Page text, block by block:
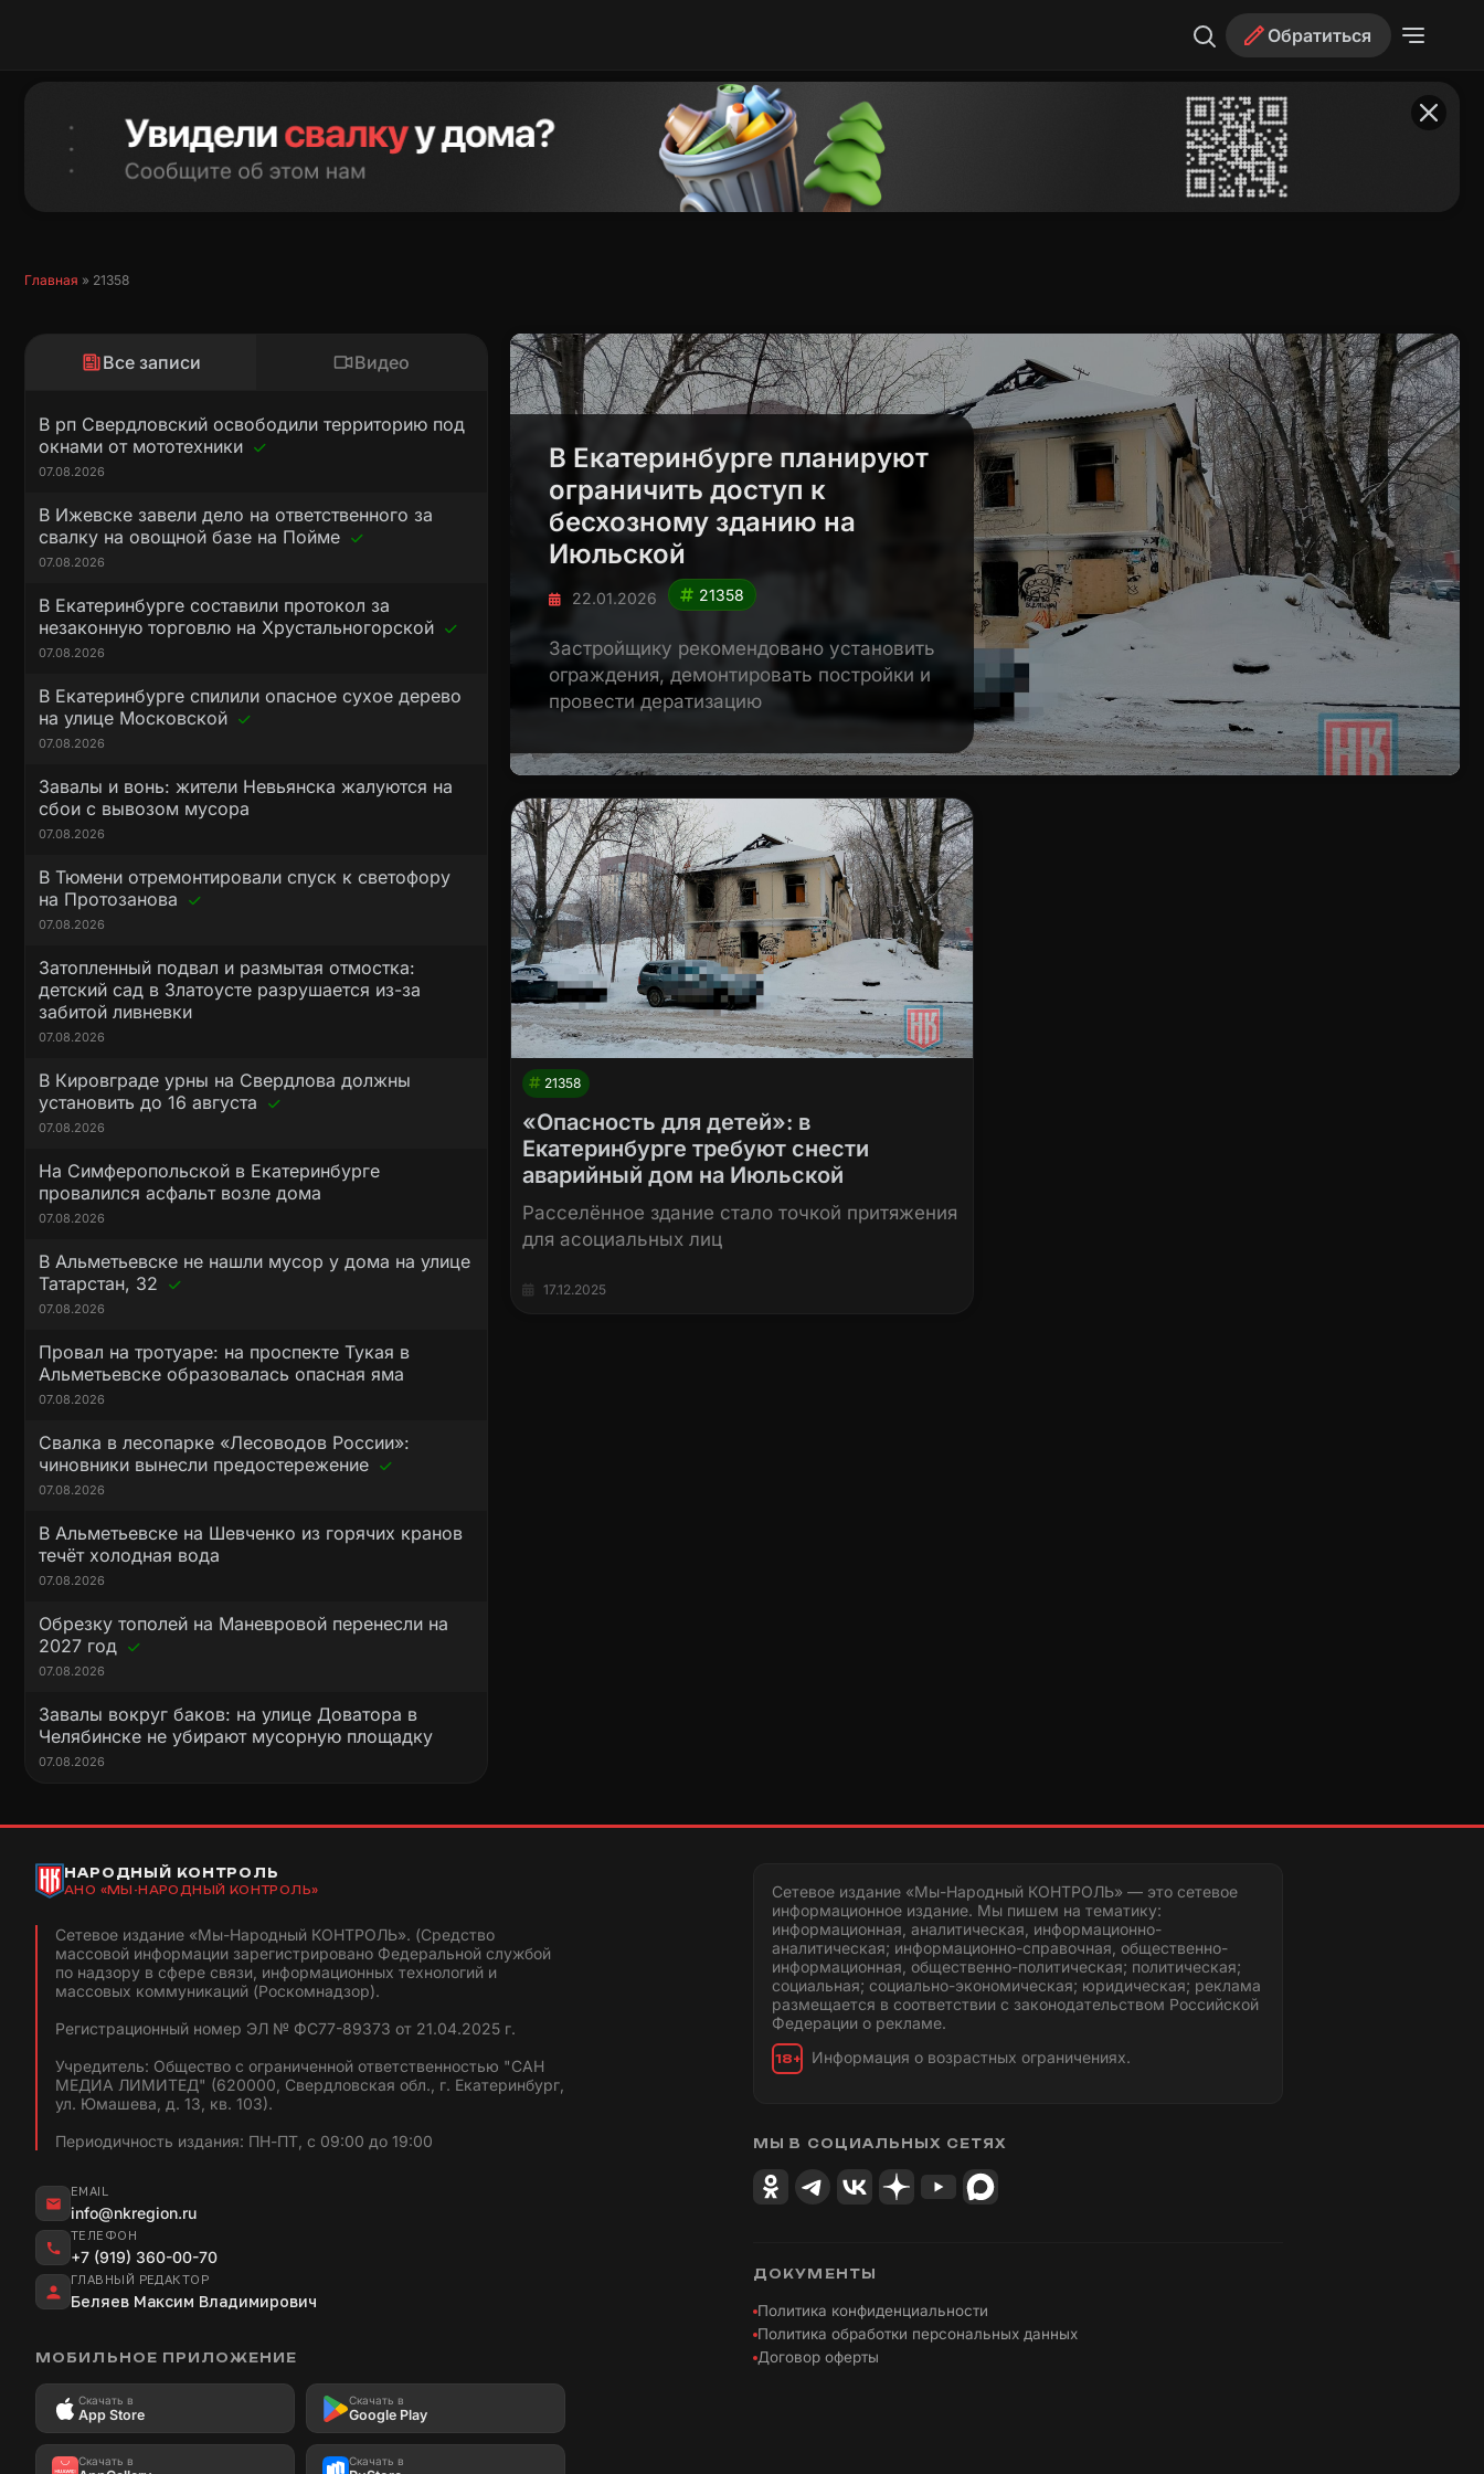
Обратиться
Главная » 21358
Все записи Видео
В рп Свердловский освободили территорию под
окнами от мототехники
07.08.2026
В Ижевске завели дело на ответственного за
свалку на овощной базе на Пойме
07.08.2026
В Екатеринбурге составили протокол за
незаконную торговлю на Хрустальногорской
07.08.2026
В Екатеринбурге спилили опасное сухое дерево
на улице Московской
07.08.2026
Завалы и вонь: жители Невьянска жалуются на
сбои с вывозом мусора
07.08.2026
В Тюмени отремонтировали спуск к светофору
на Протозанова
07.08.2026
Затопленный подвал и размытая отмостка:
детский сад в Златоусте разрушается из-за
забитой ливневки
07.08.2026
В Кировграде урны на Свердлова должны
установить до 16 августа
07.08.2026
На Симферопольской в Екатеринбурге
провалился асфальт возле дома
07.08.2026
В Альметьевске не нашли мусор у дома на улице
Татарстан, 32
07.08.2026
Провал на тротуаре: на проспекте Тукая в
Альметьевске образовалась опасная яма
07.08.2026
Свалка в лесопарке «Лесоводов России»:
чиновники вынесли предостережение
07.08.2026
В Альметьевске на Шевченко из горячих кранов
течёт холодная вода
07.08.2026
Обрезку тополей на Маневровой перенесли на
2027 год
07.08.2026
Завалы вокруг баков: на улице Доватора в
Челябинске не убирают мусорную площадку
07.08.2026
В Екатеринбурге планируют
ограничить доступ к
бесхозному зданию на
Июльской
22.01.2026 21358
Застройщику рекомендовано установить
ограждения, демонтировать постройки и
провести дератизацию
21358
«Опасность для детей»: в
Екатеринбурге требуют снести
аварийный дом на Июльской
Расселённое здание стало точкой притяжения
для асоциальных лиц
17.12.2025
НАРОДНЫЙ КОНТРОЛЬ
АНО «МЫ-НАРОДНЫЙ КОНТРОЛЬ»
Сетевое издание «Мы-Народный КОНТРОЛЬ». (Средство
массовой информации зарегистрировано Федеральной службой
по надзору в сфере связи, информационных технологий и
массовых коммуникаций (Роскомнадзор).
Регистрационный номер ЭЛ № ФС77-89373 от 21.04.2025 г.
Учредитель: Общество с ограниченной ответственностью "САН
МЕДИА ЛИМИТЕД" (620000, Свердловская обл., г. Екатеринбург,
ул. Юмашева, д. 13, кв. 103).
Периодичность издания: ПН-ПТ, с 09:00 до 19:00
EMAIL
info@nkregion.ru
ТЕЛЕФОН
+7 (919) 360-00-70
ГЛАВНЫЙ РЕДАКТОР
Беляев Максим Владимирович
МОБИЛЬНОЕ ПРИЛОЖЕНИЕ
Скачать в
App Store
Скачать в
Google Play
Скачать в Скачать в
Сетевое издание «Мы-Народный КОНТРОЛЬ» — это сетевое
информационное издание. Мы пишем на тематику:
информационная, аналитическая, информационно-
аналитическая; информационно-справочная, общественно-
информационная, общественно-политическая; политическая;
социальная; социально-экономическая; юридическая; реклама
размещается в соответствии с законодательством Российской
Федерации о рекламе.
18+ Информация о возрастных ограничениях.
МЫ В СОЦИАЛЬНЫХ СЕТЯХ
ДОКУМЕНТЫ
Политика конфиденциальности
Политика обработки персональных данных
Договор оферты